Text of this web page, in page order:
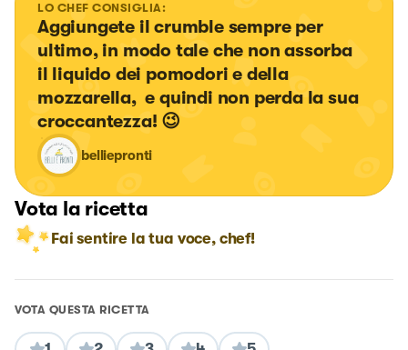
LO CHEF CONSIGLIA:
Aggiungete il crumble sempre per
ultimo, in modo tale che non assorba
il liquido dei pomodori e della
mozzarella,  e quindi non perda la sua
croccantezza! 😉
belliepronti
Vota la ricetta
Fai sentire la tua voce, chef!
VOTA QUESTA RICETTA